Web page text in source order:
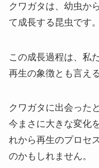
クワガタは、幼虫か
て成長する昆虫です。
この成長過程は、私
再生の象徴とも言え
クワガタに出会った
今まさに大きな変化
れから再生のプロセ
のかもしれません。